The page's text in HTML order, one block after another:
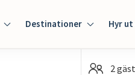
Destinationer Hyr
2